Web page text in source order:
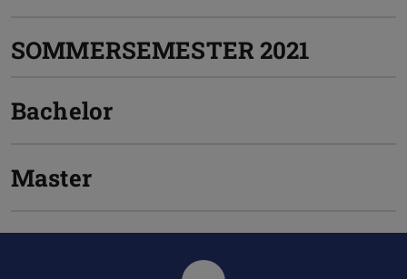
SOMMERSEMESTER 2021
Bachelor
Master